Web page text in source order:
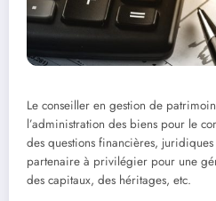
Le conseiller en gestion de
l’administration des biens pour le
des questions financières, juridiques
partenaire à privilégier pour une
des capitaux, des héritages, etc.